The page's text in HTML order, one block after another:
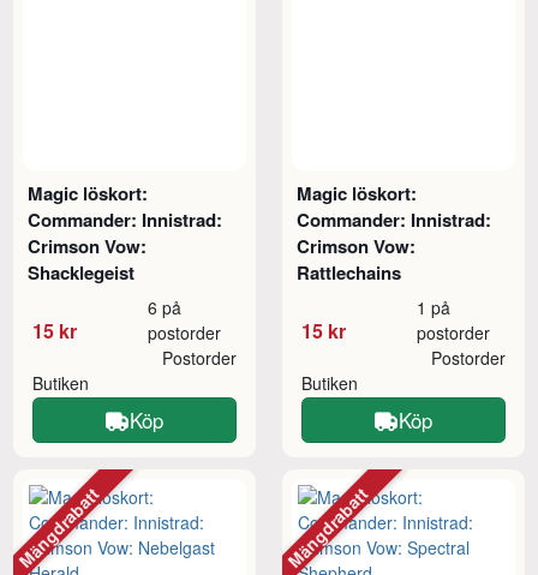
Magic löskort:
Commander: Innistrad:
Crimson Vow:
Shacklegeist
15 kr
6 på
postorder
Butiken
Postorder
Köp
Magic löskort:
Commander: Innistrad:
Crimson Vow:
Rattlechains
15 kr
1 på
postorder
Butiken
Postorder
Köp
Mängdrabatt Mängdrabatt